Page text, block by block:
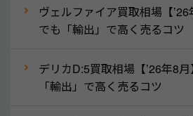
ってきます！
月割りで返還されるものです。で
還付金は早めに売却するほど多く
ヴェルファイア買取相場【
でも「輸出」で高く売るコツ
デリカD:5買取相場【’26年8
「輸出」で高く売るコツ